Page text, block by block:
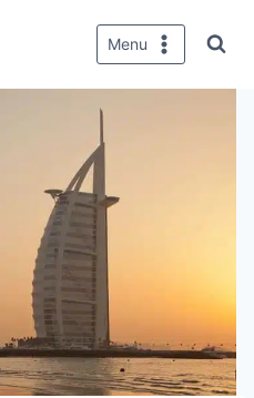
Menu